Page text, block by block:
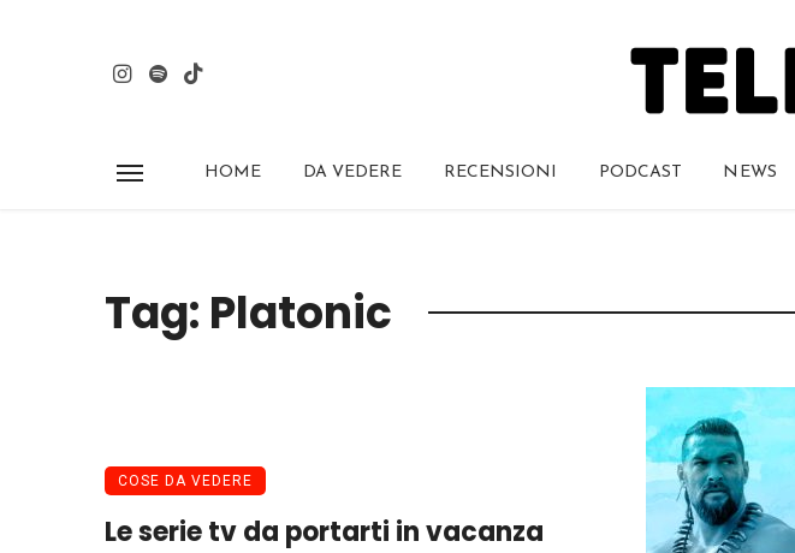
HOME DA VEDERE RECENSIONI PODCAST NEWS
Tag: Platonic
COSE DA VEDERE
Le serie tv da portarti in vacanza